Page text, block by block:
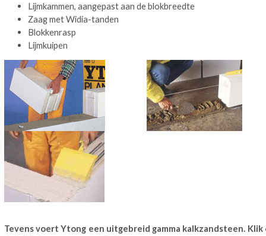
Lijmkammen, aangepast aan de blokbreedte
Zaag met Widia-tanden
Blokkenrasp
Lijmkuipen
Tevens voert Ytong een uitgebreid gamma kalkzandsteen. Klik